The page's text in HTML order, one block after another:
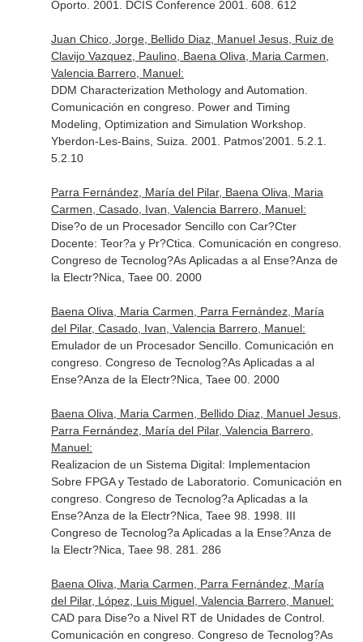
Oporto. 2001. DCIS Conference 2001. 608. 612
Juan Chico, Jorge, Bellido Diaz, Manuel Jesus, Ruiz de
Clavijo Vazquez, Paulino, Baena Oliva, Maria Carmen,
Valencia Barrero, Manuel:
DDM Characterization Methology and Automation.
Comunicación en congreso. Power and Timing
Modeling, Optimization and Simulation Workshop.
Yberdon-Les-Bains, Suiza. 2001. Patmos'2001. 5.2.1.
5.2.10
Parra Fernández, María del Pilar, Baena Oliva, Maria
Carmen, Casado, Ivan, Valencia Barrero, Manuel:
Dise?o de un Procesador Sencillo con Car?Cter
Docente: Teor?a y Pr?Ctica. Comunicación en congreso.
Congreso de Tecnolog?As Aplicadas a al Ense?Anza de
la Electr?Nica, Taee 00. 2000
Baena Oliva, Maria Carmen, Parra Fernández, María
del Pilar, Casado, Ivan, Valencia Barrero, Manuel:
Emulador de un Procesador Sencillo. Comunicación en
congreso. Congreso de Tecnolog?As Aplicadas a al
Ense?Anza de la Electr?Nica, Taee 00. 2000
Baena Oliva, Maria Carmen, Bellido Diaz, Manuel Jesus,
Parra Fernández, María del Pilar, Valencia Barrero,
Manuel:
Realizacion de un Sistema Digital: Implementacion
Sobre FPGA y Testado de Laboratorio. Comunicación en
congreso. Congreso de Tecnolog?a Aplicadas a la
Ense?Anza de la Electr?Nica, Taee 98. 1998. III
Congreso de Tecnolog?a Aplicadas a la Ense?Anza de
la Electr?Nica, Taee 98. 281. 286
Baena Oliva, Maria Carmen, Parra Fernández, María
del Pilar, López, Luis Miguel, Valencia Barrero, Manuel:
CAD para Dise?o a Nivel RT de Unidades de Control.
Comunicación en congreso. Congreso de Tecnolog?As